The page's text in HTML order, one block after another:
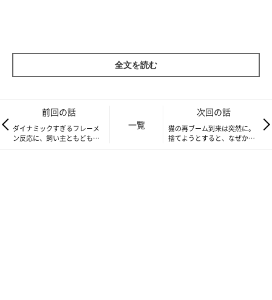
全文を読む
前回の話
ダイナミックすぎるフレーメ
ン反応に、飼い主ともども戸
一覧
次回の話
猫の再ブーム到来は突然に。
捨てようとすると、なぜかお